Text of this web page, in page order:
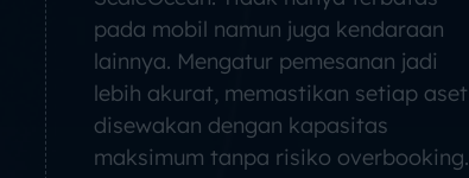
pada mobil namun juga kendaraan
lainnya. Mengatur pemesanan jadi
lebih akurat, memastikan setiap aset
disewakan dengan kapasitas
maksimum tanpa risiko overbooking.